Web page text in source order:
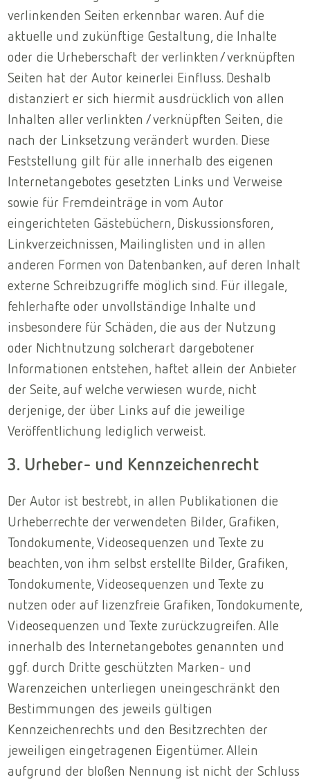
verlinkenden Seiten erkennbar waren. Auf die
aktuelle und zukünftige Gestaltung, die Inhalte
oder die Urheberschaft der verlinkten/verknüpften
Seiten hat der Autor keinerlei Einfluss. Deshalb
distanziert er sich hiermit ausdrücklich von allen
Inhalten aller verlinkten /verknüpften Seiten, die
nach der Linksetzung verändert wurden. Diese
Feststellung gilt für alle innerhalb des eigenen
Internetangebotes gesetzten Links und Verweise
sowie für Fremdeinträge in vom Autor
eingerichteten Gästebüchern, Diskussionsforen,
Linkverzeichnissen, Mailinglisten und in allen
anderen Formen von Datenbanken, auf deren Inhalt
externe Schreibzugriffe möglich sind. Für illegale,
fehlerhafte oder unvollständige Inhalte und
insbesondere für Schäden, die aus der Nutzung
oder Nichtnutzung solcherart dargebotener
Informationen entstehen, haftet allein der Anbieter
der Seite, auf welche verwiesen wurde, nicht
derjenige, der über Links auf die jeweilige
Veröffentlichung lediglich verweist.
3. Urheber- und Kennzeichenrecht
Der Autor ist bestrebt, in allen Publikationen die
Urheberrechte der verwendeten Bilder, Grafiken,
Tondokumente, Videosequenzen und Texte zu
beachten, von ihm selbst erstellte Bilder, Grafiken,
Tondokumente, Videosequenzen und Texte zu
nutzen oder auf lizenzfreie Grafiken, Tondokumente,
Videosequenzen und Texte zurückzugreifen. Alle
innerhalb des Internetangebotes genannten und
ggf. durch Dritte geschützten Marken- und
Warenzeichen unterliegen uneingeschränkt den
Bestimmungen des jeweils gültigen
Kennzeichenrechts und den Besitzrechten der
jeweiligen eingetragenen Eigentümer. Allein
aufgrund der bloßen Nennung ist nicht der Schluss